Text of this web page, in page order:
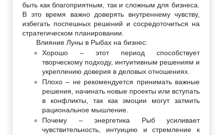
быть как благоприятным, так и сложным для бизнеса.
В это время важно доверять внутреннему чувству,
избегать поспешных решений и сосредоточиться на
стратегическом планировании.
Влияние Луны в Рыбах на бизнес:
Хорошо – этот период способствует
творческому подходу, интуитивным решениям и
укреплению доверия в деловых отношениях.
Плохо – не рекомендуется принимать важные
решения, начинать новые проекты или вступать
в конфликты, так как эмоции могут затмить
рациональное мышление.
Почему – энергетика Рыб усиливает
чувствительность, интуицию и стремление к